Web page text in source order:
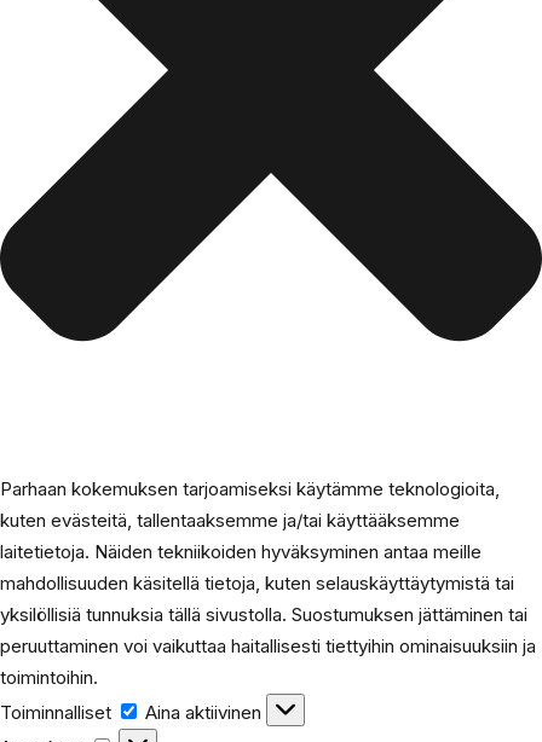
Parhaan kokemuksen tarjoamiseksi käytämme teknologioita,
kuten evästeitä, tallentaaksemme ja/tai käyttääksemme
laitetietoja. Näiden tekniikoiden hyväksyminen antaa meille
mahdollisuuden käsitellä tietoja, kuten selauskäyttäytymistä tai
yksilöllisiä tunnuksia tällä sivustolla. Suostumuksen jättäminen tai
peruuttaminen voi vaikuttaa haitallisesti tiettyihin ominaisuuksiin ja
toimintoihin.
Toiminnalliset
Aina aktiivinen